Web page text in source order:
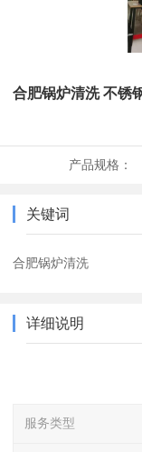
合肥锅炉清洗 不锈
产品规格：
关键词
合肥锅炉清洗
详细说明
服务类型